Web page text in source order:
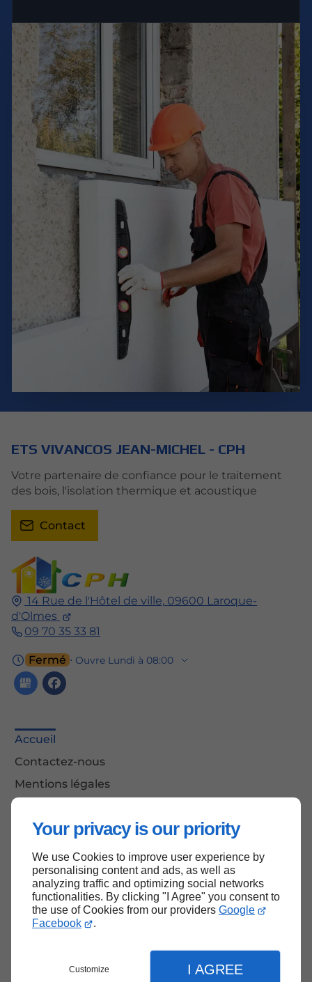
Your privacy is our priority
We use Cookies to improve user experience by
personalising content and ads, as well as
analyzing traffic and optimizing social networks
functionalities. By clicking "I Agree" you consent to
the use of Cookies from our providers Google
Facebook
.
Customize I AGREE
14 Rue de l'Hôtel de ville, 09600 Laroque-
d'Olmes
09 70 35 33 81
Fermé ⋅ Ouvre Lundi à 08:00
Accueil
Contactez-nous
Mentions légales
ETS VIVANCOS JEAN-MICHEL - CPH
Votre partenaire de confiance pour le traitement
des bois, l'isolation thermique et acoustique
Contact
Haut de page